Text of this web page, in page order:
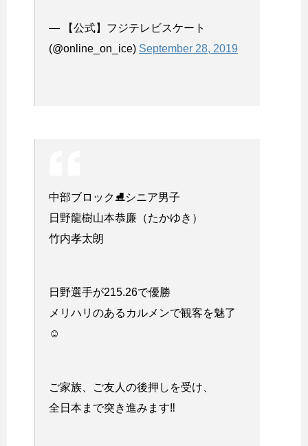
— 【公式】フジテレビスケート
(@online_on_ice) September 28, 2019
中部ブロック⛸シニア男子
日野龍樹山本恭廉（たかゆき）
竹内孝太朗
日野選手が215.26で優勝
メリハリのあるカルメンで観客を魅了
☺️
ご家族、ご友人の後押しを受け、
全日本まで突き進みます‼️